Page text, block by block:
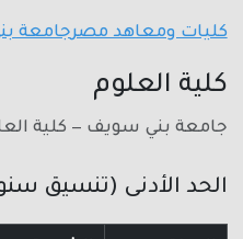
كليات ومعاهد مصرجامعة
كلية العلوم
جامعة بني سويف — كلية
الحد الأدنى (تنسيق